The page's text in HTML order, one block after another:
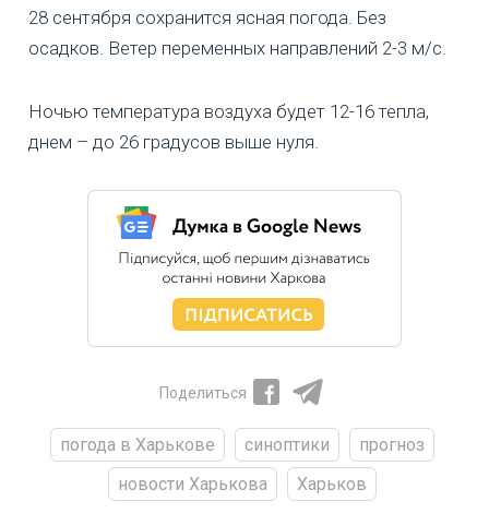
28 сентября сохранится ясная погода. Без
осадков. Ветер переменных направлений 2-3 м/с.
Ночью температура воздуха будет 12-16 тепла,
днем – до 26 градусов выше нуля.
Поделиться
погода в Харькове синоптики
прогноз
новости Харькова
Харьков